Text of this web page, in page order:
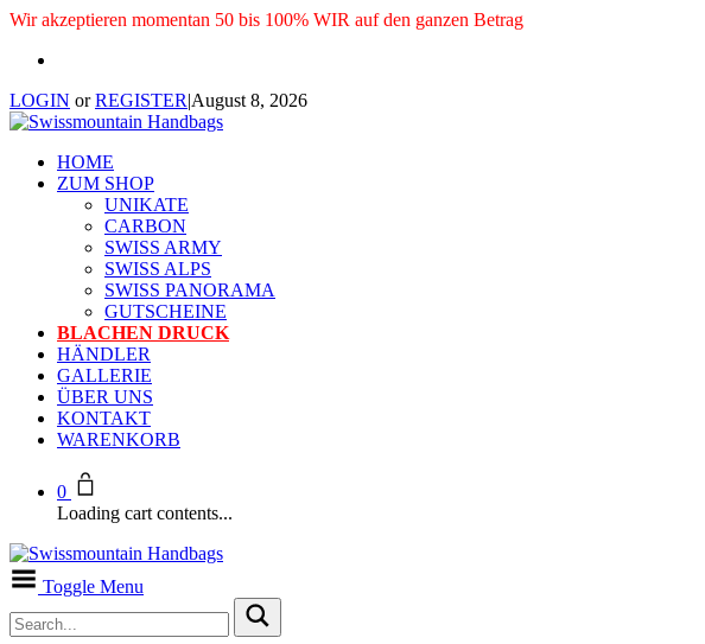
Wir akzeptieren momentan 50 bis 100% WIR auf den ganzen Betrag
LOGIN orREGISTER|August 8, 2026
HOME
ZUM SHOP
UNIKATE
CARBON
SWISS ARMY
SWISS ALPS
SWISS PANORAMA
GUTSCHEINE
BLACHEN DRUCK
HÄNDLER
GALLERIE
ÜBER UNS
KONTAKT
WARENKORB
0
Loading cart contents...
Toggle Menu